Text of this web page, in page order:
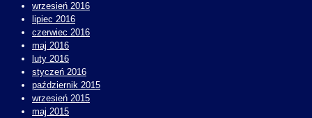
wrzesień 2016
lipiec 2016
czerwiec 2016
maj 2016
luty 2016
styczeń 2016
październik 2015
wrzesień 2015
maj 2015